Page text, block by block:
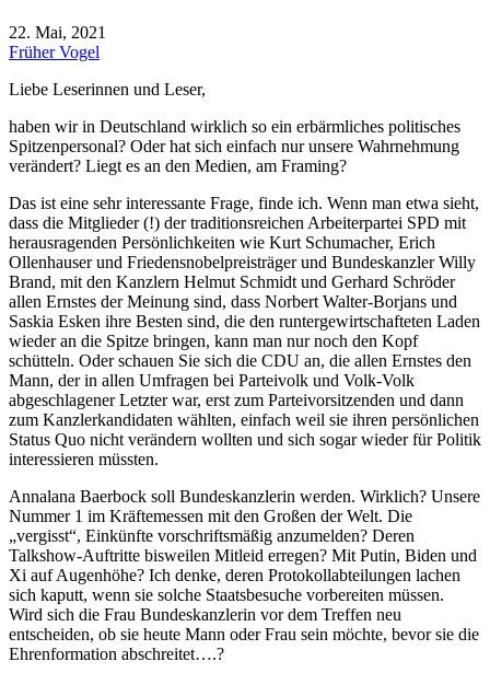
22. Mai, 2021
Früher Vogel
Liebe Leserinnen und Leser,
haben wir in Deutschland wirklich so ein erbärmliches politisches
Spitzenpersonal? Oder hat sich einfach nur unsere Wahrnehmung
verändert? Liegt es an den Medien, am Framing?
Das ist eine sehr interessante Frage, finde ich. Wenn man etwa sieht,
dass die Mitglieder (!) der traditionsreichen Arbeiterpartei SPD mit
herausragenden Persönlichkeiten wie Kurt Schumacher, Erich
Ollenhauser und Friedensnobelpreisträger und Bundeskanzler Willy
Brand, mit den Kanzlern Helmut Schmidt und Gerhard Schröder
allen Ernstes der Meinung sind, dass Norbert Walter-Borjans und
Saskia Esken ihre Besten sind, die den runtergewirtschafteten Laden
wieder an die Spitze bringen, kann man nur noch den Kopf
schütteln. Oder schauen Sie sich die CDU an, die allen Ernstes den
Mann, der in allen Umfragen bei Parteivolk und Volk-Volk
abgeschlagener Letzter war, erst zum Parteivorsitzenden und dann
zum Kanzlerkandidaten wählten, einfach weil sie ihren persönlichen
Status Quo nicht verändern wollten und sich sogar wieder für Politik
interessieren müssten.
Annalana Baerbock soll Bundeskanzlerin werden. Wirklich? Unsere
Nummer 1 im Kräftemessen mit den Großen der Welt. Die
„vergisst“, Einkünfte vorschriftsmäßig anzumelden? Deren
Talkshow-Auftritte bisweilen Mitleid erregen? Mit Putin, Biden und
Xi auf Augenhöhe? Ich denke, deren Protokollabteilungen lachen
sich kaputt, wenn sie solche Staatsbesuche vorbereiten müssen.
Wird sich die Frau Bundeskanzlerin vor dem Treffen neu
entscheiden, ob sie heute Mann oder Frau sein möchte, bevor sie die
Ehrenformation abschreitet….?